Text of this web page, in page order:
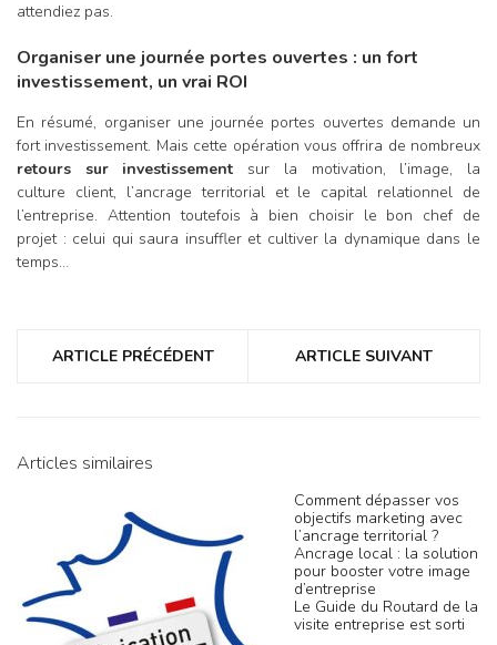
attendiez pas.
Organiser une journée portes ouvertes : un fort
investissement, un vrai ROI
En résumé, organiser une journée portes ouvertes demande un
fort investissement. Mais cette opération vous offrira de nombreux
retours sur investissement sur la motivation, l’image, la
culture client, l’ancrage territorial et le capital relationnel de
l’entreprise. Attention toutefois à bien choisir le bon chef de
projet : celui qui saura insuffler et cultiver la dynamique dans le
temps…
ARTICLE PRÉCÉDENT ARTICLE SUIVANT
Articles similaires
Comment dépasser vos
objectifs marketing avec
l’ancrage territorial ?
Ancrage local : la solution
pour booster votre image
d’entreprise
Le Guide du Routard de la
visite entreprise est sorti